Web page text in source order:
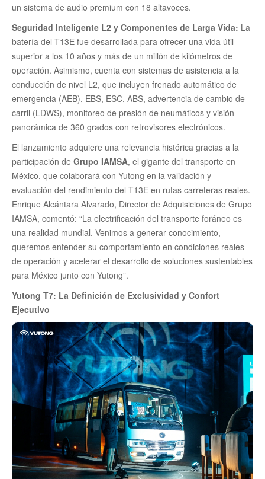
un sistema de audio premium con 18 altavoces.
Seguridad Inteligente L2 y Componentes de Larga Vida: La
batería del T13E fue desarrollada para ofrecer una vida útil
superior a los 10 años y más de un millón de kilómetros de
operación. Asimismo, cuenta con sistemas de asistencia a la
conducción de nivel L2, que incluyen frenado automático de
emergencia (AEB), EBS, ESC, ABS, advertencia de cambio de
carril (LDWS), monitoreo de presión de neumáticos y visión
panorámica de 360 grados con retrovisores electrónicos.
El lanzamiento adquiere una relevancia histórica gracias a la
participación de Grupo IAMSA, el gigante del transporte en
México, que colaborará con Yutong en la validación y
evaluación del rendimiento del T13E en rutas carreteras reales.
Enrique Alcántara Alvarado, Director de Adquisiciones de Grupo
IAMSA, comentó: “La electrificación del transporte foráneo es
una realidad mundial. Venimos a generar conocimiento,
queremos entender su comportamiento en condiciones reales
de operación y acelerar el desarrollo de soluciones sustentables
para México junto con Yutong”.
Yutong T7: La Definición de Exclusividad y Confort
Ejecutivo